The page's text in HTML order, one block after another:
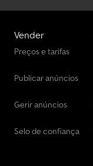
Vender
Preços e tarifas
Publicar anúncios
Gerir anúncios
Selo de confiança